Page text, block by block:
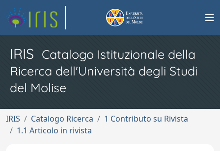
IRIS Catalogo Istituzionale della
Ricerca dell'Università degli Studi
del Molise
IRIS Catalogo Ricerca
1 Contributo su Rivista
1.1 Articolo in rivista